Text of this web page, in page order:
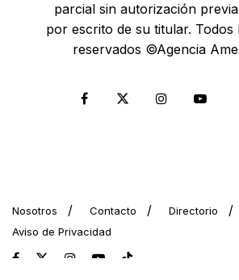
parcial sin autorización
por escrito de su titular. Todos
reservados ©Agencia
Nosotros Contacto
Directorio
Aviso de Privacidad